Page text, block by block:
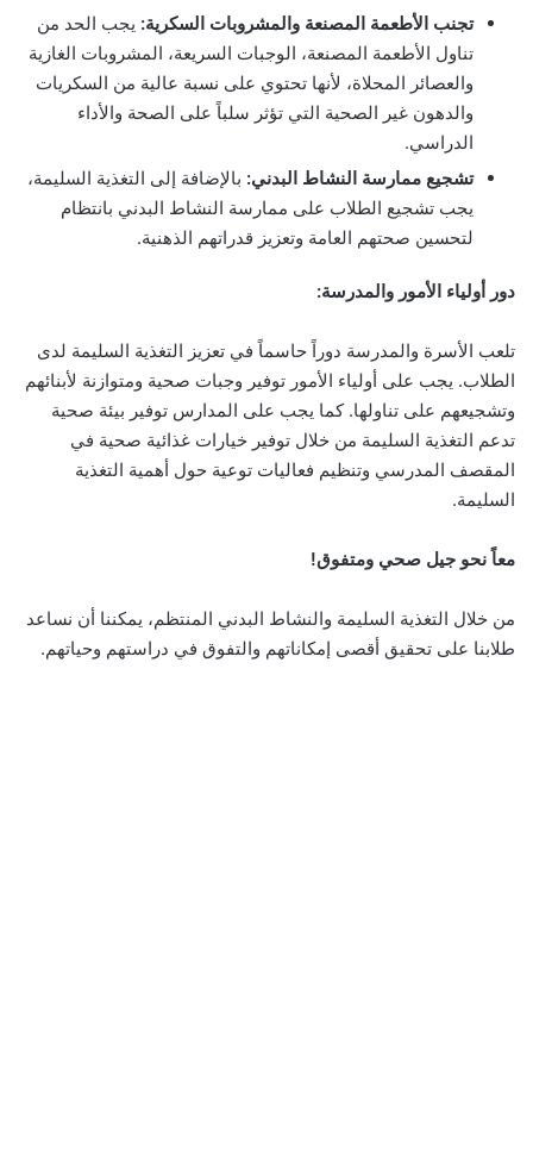
تجنب الأطعمة المصنعة والمشروبات السكرية: يجب الحد من
تناول الأطعمة المصنعة، الوجبات السريعة، المشروبات الغازية
والعصائر المحلاة، لأنها تحتوي على نسبة عالية من السكريات
والدهون غير الصحية التي تؤثر سلباً على الصحة والأداء
الدراسي.
تشجيع ممارسة النشاط البدني: بالإضافة إلى التغذية السليمة،
يجب تشجيع الطلاب على ممارسة النشاط البدني بانتظام
لتحسين صحتهم العامة وتعزيز قدراتهم الذهنية.
دور أولياء الأمور والمدرسة:
تلعب الأسرة والمدرسة دوراً حاسماً في تعزيز التغذية السليمة لدى
الطلاب. يجب على أولياء الأمور توفير وجبات صحية ومتوازنة لأبنائهم
وتشجيعهم على تناولها. كما يجب على المدارس توفير بيئة صحية
تدعم التغذية السليمة من خلال توفير خيارات غذائية صحية في
المقصف المدرسي وتنظيم فعاليات توعية حول أهمية التغذية
السليمة.
معاً نحو جيل صحي ومتفوق!
من خلال التغذية السليمة والنشاط البدني المنتظم، يمكننا أن نساعد
طلابنا على تحقيق أقصى إمكاناتهم والتفوق في دراستهم وحياتهم.